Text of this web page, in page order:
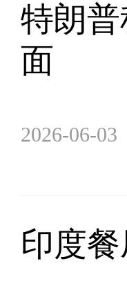
特朗
面
2026-06-03
印度